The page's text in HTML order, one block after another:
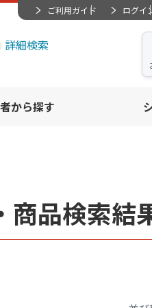
ご利用ガイド ログイ
詳細検索
から探す
品検索結